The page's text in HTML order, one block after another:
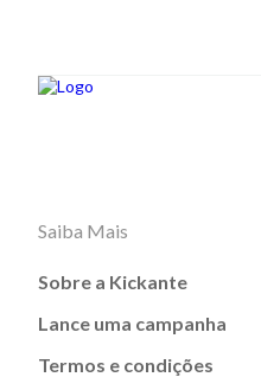
Saiba Mais
Sobre a Kickante
Lance uma campanha
Termos e condições